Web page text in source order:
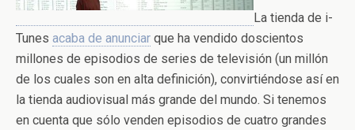
La tienda de i-
Tunes acaba de anunciar que ha vendido doscientos
millones de episodios de series de televisión (un millón
de los cuales son en alta definición), convirtiéndose así en
la tienda audiovisual más grande del mundo. Si tenemos
en cuenta que sólo venden episodios de cuatro grandes